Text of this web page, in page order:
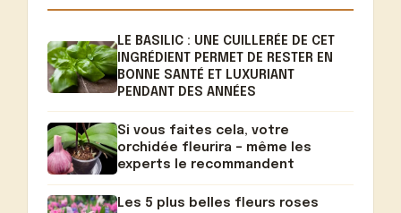
LE BASILIC : UNE CUILLERÉE DE CET
INGRÉDIENT PERMET DE RESTER EN
BONNE SANTÉ ET LUXURIANT
PENDANT DES ANNÉES
Si vous faites cela, votre
orchidée fleurira – même les
experts le recommandent
Les 5 plus belles fleurs roses